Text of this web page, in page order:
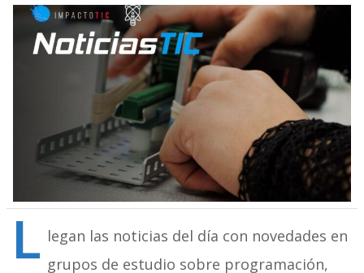
L legan las noticias del día con novedades en
grupos de estudio sobre programación,